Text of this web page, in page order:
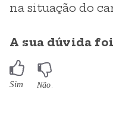
na situação do
A sua dúvida